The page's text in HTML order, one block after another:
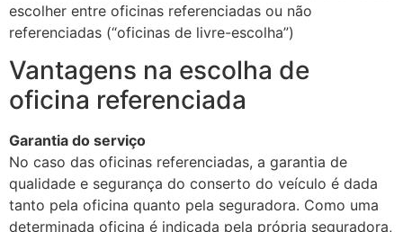
escolher entre oficinas referenciadas ou não
referenciadas (“oficinas de livre-escolha”)
Vantagens na escolha de
oficina referenciada
Garantia do serviço
No caso das oficinas referenciadas, a garantia de
qualidade e segurança do conserto do veículo é dada
tanto pela oficina quanto pela seguradora. Como uma
determinada oficina é indicada pela própria seguradora,